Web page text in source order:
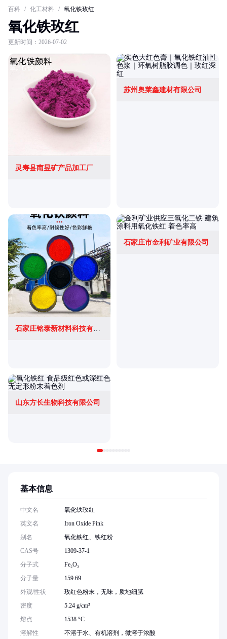
百科 / 化工材料 / 氧化铁玫红
氧化铁玫红
更新时间：2026-07-02
灵寿县南昱矿产品加工厂
苏州奥莱鑫建材有限公司
石家庄市金利矿业有限公司
山东方长生物科技有限公司
基本信息
中文名
氧化铁玫红
英文名
Iron Oxide Pink
别名
氧化铁红、铁红粉
CAS号
1309-37-1
分子式
Fe₂O₃
分子量
159.69
外观/性状
玫红色粉末，无味，质地细腻
密度
5.24 g/cm³
熔点
1538 °C
溶解性
不溶于水、有机溶剂，微溶于浓酸